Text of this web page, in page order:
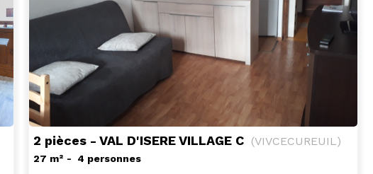
2 pièces - VAL D'ISERE VILLAGE C (VIVCECUREUIL)
27 m² 4 personnes